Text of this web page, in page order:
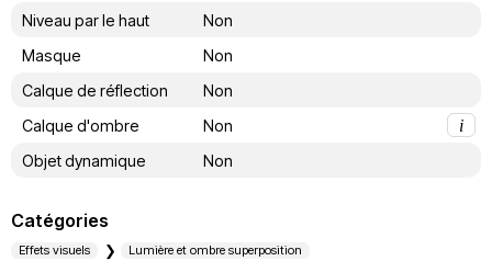
Niveau par le haut
Non
Masque
Non
Calque de réflection
Non
Calque d'ombre
Non
i
Objet dynamique
Non
Catégories
Effets visuels Lumière et ombre superposition